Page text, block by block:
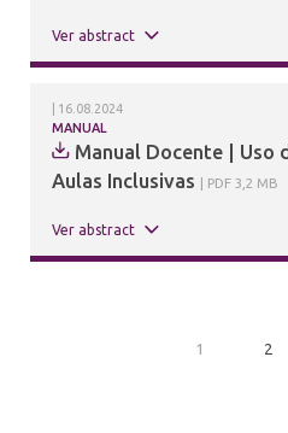
Ver abstract
MANUAL
16.08.2024
Manual Docente | Uso
Aulas Inclusivas
PDF 3,2 MB
Ver abstract
1 2